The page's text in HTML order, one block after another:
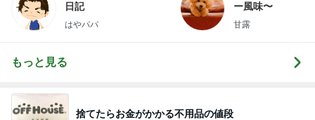
日記
はやパパ
ー風味〜
甘露
もっと見る
捨てたらお金がかかる不用品の値段